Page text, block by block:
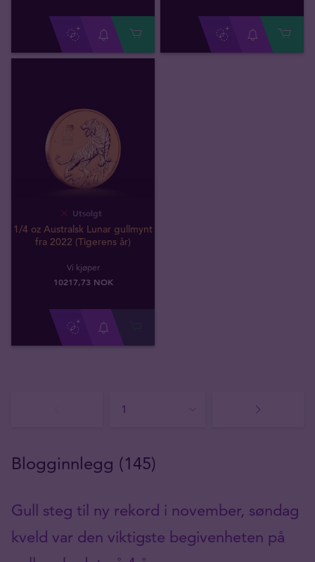
Utsolgt
1/4 oz Australsk Lunar gullmynt
fra 2022 (Tigerens år)
Vi kjøper
10217,73 NOK
Blogginnlegg (145)
Gull steg til ny rekord i november, søndag
kveld var den viktigste begivenheten på